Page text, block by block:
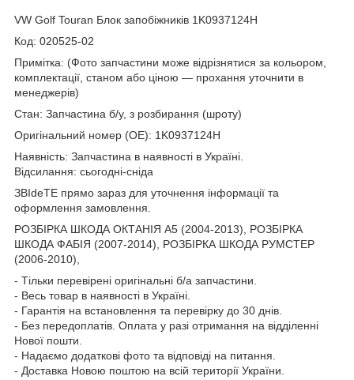
VW Golf Touran Блок запобіжників 1K0937124H
Код: 020525-02
Примітка: (Фото запчастини може відрізнятися за кольором,
комплектації, станом або ціною — прохання уточнити в
менеджерів)
Стан: Запчастина б/у, з розбирання (шроту)
Оригінальний номер (ОЕ): 1K0937124H
Наявність: Запчастина в наявності в Україні.
Відсилання: сьогодні-сніда
ЗВІdeТЕ прямо зараз для уточнення інформації та
оформлення замовлення.
РОЗБІРКА ШКОДА ОКТАНІЯ A5 (2004-2013), РОЗБІРКА
ШКОДА ФАБІЯ (2007-2014), РОЗБІРКА ШКОДА РУМСТЕР
(2006-2010),
- Тільки перевірені оригінальні б/а запчастини.
- Весь товар в наявності в Україні.
- Гарантія на встановлення та перевірку до 30 днів.
- Без передоплатів. Оплата у разі отримання на відділенні
Нової пошти.
- Надаємо додаткові фото та відповіді на питання.
- Доставка Новою поштою на всій території України.